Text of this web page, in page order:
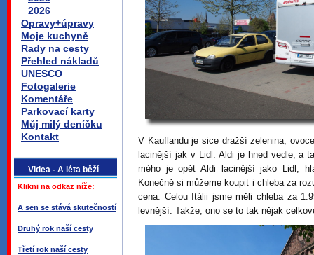
2026
Opravy+úpravy
Moje kuchyně
Rady na cesty
Přehled nákladů
UNESCO
Fotogalerie
Komentáře
Parkovací karty
Můj milý deníčku
Kontakt
Videa - A léta běží
Klikni na odkaz níže:
A sen se stává skutečností
Druhý rok naší cesty
Třetí rok naší cesty
V Kauflandu je sice dražší zelenina,
lacinější jak v Lidl. Aldi je hned vedle, a
mého je opět Aldi lacinější jako Lidl,
Konečně si můžeme koupit i chleba za
cena. Celou Itálii jsme měli chleba za
levnější. Takže, ono se to tak nějak